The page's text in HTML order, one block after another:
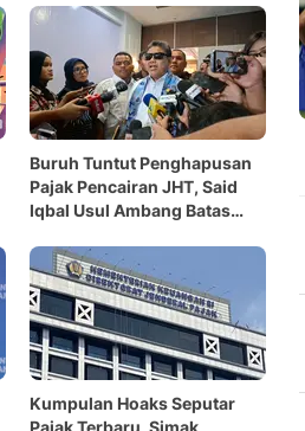
Buruh Tuntut Penghapusan
Pajak Pencairan JHT, Said
Iqbal Usul Ambang Batas
Kumpulan Hoaks Seputar
Pajak Terbaru, Simak